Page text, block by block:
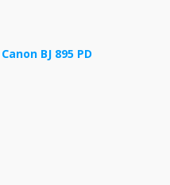
Canon BJ 895 PD